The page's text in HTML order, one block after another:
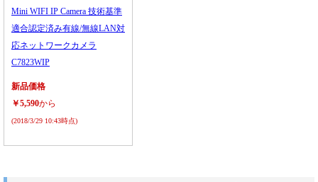
Mini WIFI IP Camera 技術基準
適合認定済み有線/無線LAN対
応ネットワークカメラ
C7823WIP
新品価格
￥5,590から
(2018/3/29 10:43時点)